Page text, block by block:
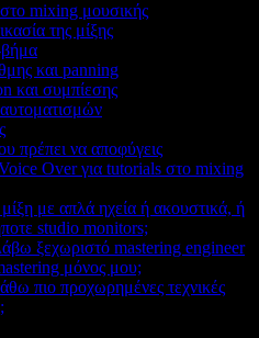
mixing μουσικής
της μίξης
βήμα
και panning
και συμπίεσης
πρέπει να αποφύγεις
Over για tutorials στο mixing
με απλά ηχεία ή ακουστικά, ή
studio monitors;
ξεχωριστό mastering engineer
μόνος μου;
πιο προχωρημένες τεχνικές